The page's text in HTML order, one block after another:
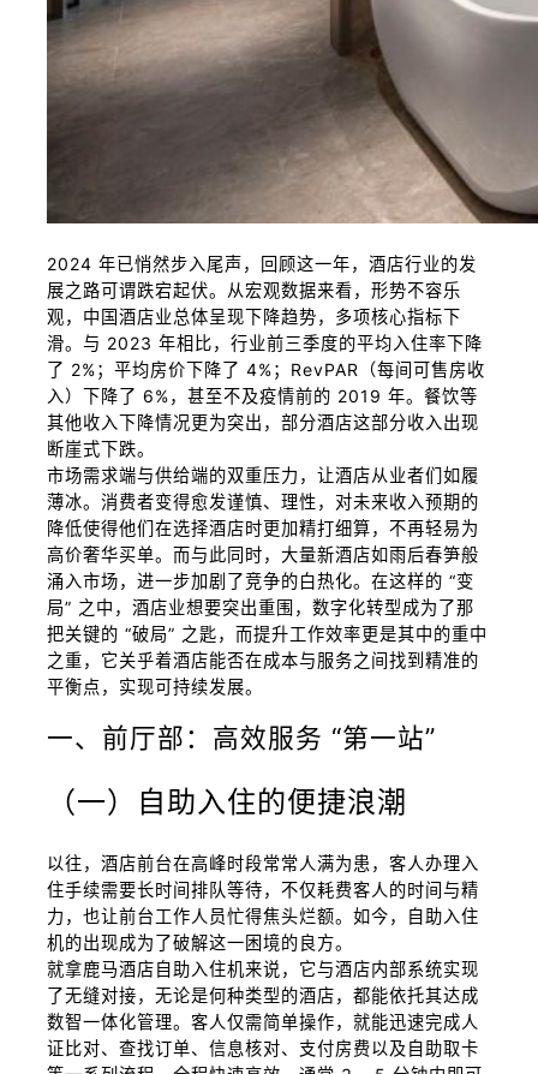
2024 年已悄然步入尾声，回顾这一年，酒店行业的发
展之路可谓跌宕起伏。从宏观数据来看，形势不容乐
观，中国酒店业总体呈现下降趋势，多项核心指标下
滑。与 2023 年相比，行业前三季度的平均入住率下降
了 2%；平均房价下降了 4%；RevPAR（每间可售房收
入）下降了 6%，甚至不及疫情前的 2019 年。餐饮等
其他收入下降情况更为突出，部分酒店这部分收入出现
断崖式下跌。
市场需求端与供给端的双重压力，让酒店从业者们如履
薄冰。消费者变得愈发谨慎、理性，对未来收入预期的
降低使得他们在选择酒店时更加精打细算，不再轻易为
高价奢华买单。而与此同时，大量新酒店如雨后春笋般
涌入市场，进一步加剧了竞争的白热化。在这样的 “变
局” 之中，酒店业想要突出重围，数字化转型成为了那
把关键的 “破局” 之匙，而提升工作效率更是其中的重中
之重，它关乎着酒店能否在成本与服务之间找到精准的
平衡点，实现可持续发展。
一、前厅部：高效服务 “第一站”
（一）自助入住的便捷浪潮
以往，酒店前台在高峰时段常常人满为患，客人办理入
住手续需要长时间排队等待，不仅耗费客人的时间与精
力，也让前台工作人员忙得焦头烂额。如今，自助入住
机的出现成为了破解这一困境的良方。
就拿鹿马酒店自助入住机来说，它与酒店内部系统实现
了无缝对接，无论是何种类型的酒店，都能依托其达成
数智一体化管理。客人仅需简单操作，就能迅速完成人
证比对、查找订单、信息核对、支付房费以及自助取卡